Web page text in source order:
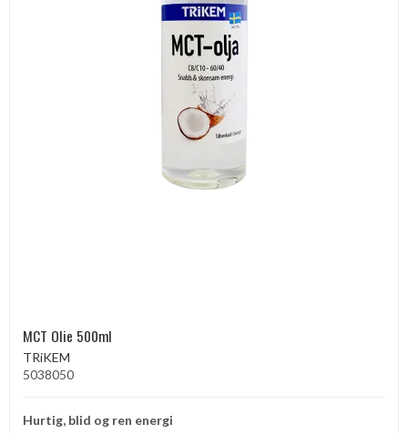
MCT Olie 500ml
TRiKEM
5038050
Hurtig, blid og ren energi